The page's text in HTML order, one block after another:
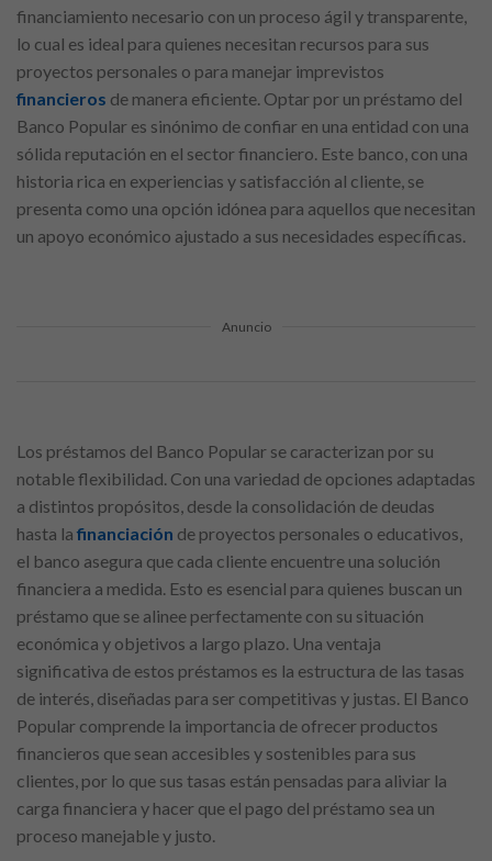
financiamiento necesario con un proceso ágil y transparente,
lo cual es ideal para quienes necesitan recursos para sus
proyectos personales o para manejar imprevistos
financieros de manera eficiente. Optar por un préstamo del
Banco Popular es sinónimo de confiar en una entidad con una
sólida reputación en el sector financiero. Este banco, con una
historia rica en experiencias y satisfacción al cliente, se
presenta como una opción idónea para aquellos que necesitan
un apoyo económico ajustado a sus necesidades específicas.
Anuncio
Los préstamos del Banco Popular se caracterizan por su
notable flexibilidad. Con una variedad de opciones adaptadas
a distintos propósitos, desde la consolidación de deudas
hasta la financiación de proyectos personales o educativos,
el banco asegura que cada cliente encuentre una solución
financiera a medida. Esto es esencial para quienes buscan un
préstamo que se alinee perfectamente con su situación
económica y objetivos a largo plazo. Una ventaja
significativa de estos préstamos es la estructura de las tasas
de interés, diseñadas para ser competitivas y justas. El Banco
Popular comprende la importancia de ofrecer productos
financieros que sean accesibles y sostenibles para sus
clientes, por lo que sus tasas están pensadas para aliviar la
carga financiera y hacer que el pago del préstamo sea un
proceso manejable y justo.